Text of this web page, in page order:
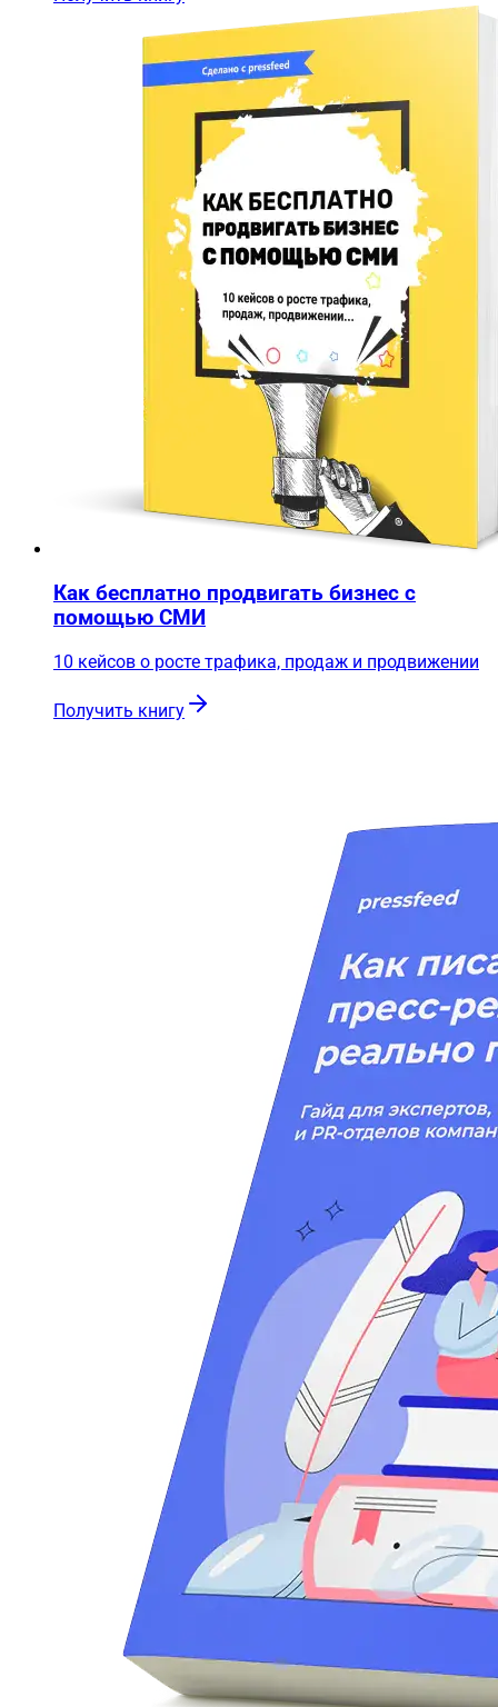
Как бесплатно продвигать бизнес с
помощью СМИ
10 кейсов о росте трафика, продаж и продвижении
Получить книгу